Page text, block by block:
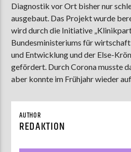
ZU HÖREN IN Münster90,9 MHz
Diagnostik vor Ort bisher nur
ausgebaut. Das Projekt wurde
wird durch die Initiative
Bundesministeriums für
und Entwicklung und der Else-
gefördert. Durch Corona musste
aber konnte im Frühjahr wieder
AUTHOR
REDAKTION